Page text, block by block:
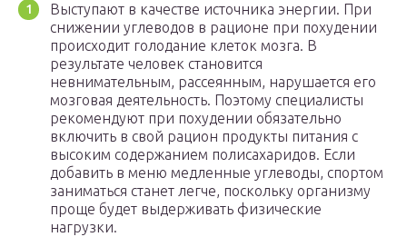
Выступают в качестве источника энергии. При
снижении углеводов в рационе при похудении
происходит голодание клеток мозга. В
результате человек становится
невнимательным, рассеянным, нарушается его
мозговая деятельность. Поэтому специалисты
рекомендуют при похудении обязательно
включить в свой рацион продукты питания с
высоким содержанием полисахаридов. Если
добавить в меню медленные углеводы, спортом
заниматься станет легче, поскольку организму
проще будет выдерживать физические
нагрузки.